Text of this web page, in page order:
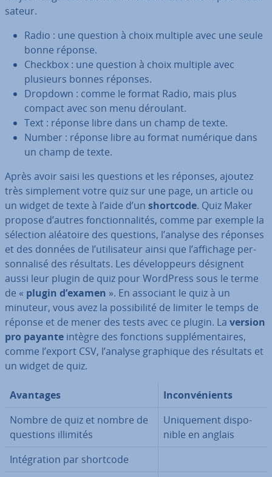
sa­teur.
Radio : une question à choix multiple avec une seule
bonne réponse.
Checkbox : une question à choix multiple avec
plusieurs bonnes réponses.
Dropdown : comme le format Radio, mais plus
compact avec son menu déroulant.
Text : réponse libre dans un champ de texte.
Number : réponse libre au format numérique dans
un champ de texte.
Après avoir saisi les questions et les réponses, ajoutez
très sim­ple­ment votre quiz sur une page, un article ou
un widget de texte à l’aide d’un shortcode. Quiz Maker
propose d’autres fonc­tion­na­li­tés, comme par exemple la
sélection aléatoire des questions, l’analyse des réponses
et des données de l’uti­li­sa­teur ainsi que l’affichage per­
son­na­lisé des résultats. Les dé­ve­lop­peurs désignent
aussi leur plugin de quiz pour WordPress sous le terme
de « plugin d’examen ». En associant le quiz à un
minuteur, vous avez la pos­si­bi­lité de limiter le temps de
réponse et de mener des tests avec ce plugin. La version
pro payante intègre des fonctions sup­plé­men­taires,
comme l’export CSV, l’analyse graphique des résultats et
un widget de quiz.
Avantages
In­con­vé­nients
Nombre de quiz et nombre de
questions illimités
Uni­que­ment dis­po­
nible en anglais
In­té­gra­tion par shortcode